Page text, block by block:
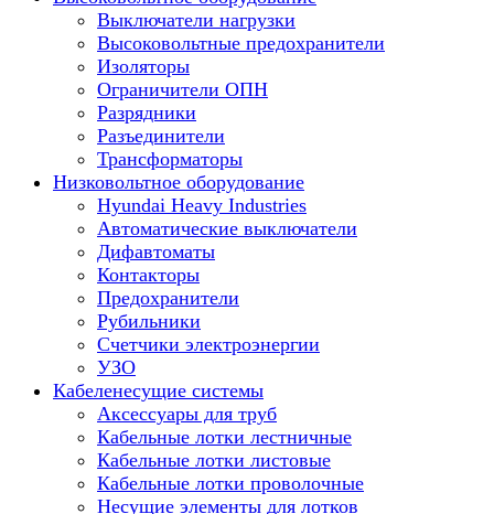
Выключатели нагрузки
Высоковольтные предохранители
Изоляторы
Ограничители ОПН
Разрядники
Разъединители
Трансформаторы
Низковольтное оборудование
Hyundai Heavy Industries
Автоматические выключатели
Дифавтоматы
Контакторы
Предохранители
Рубильники
Счетчики электроэнергии
УЗО
Кабеленесущие системы
Аксессуары для труб
Кабельные лотки лестничные
Кабельные лотки листовые
Кабельные лотки проволочные
Несущие элементы для лотков